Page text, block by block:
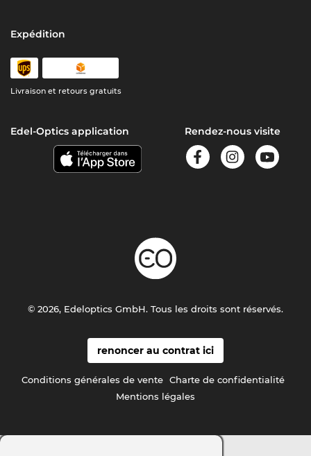
Expédition
Livraison et retours gratuits
Edel-Optics application Rendez-nous visite
renoncer au contrat ici
Conditions générales de vente Charte de confidentialité
Mentions légales
© 2026, Edeloptics GmbH. Tous les droits sont réservés.